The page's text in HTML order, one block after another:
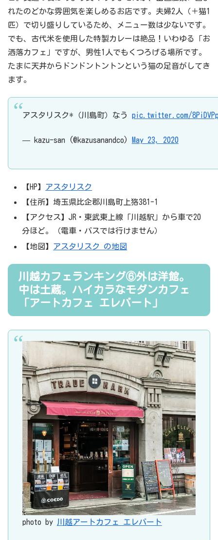
れたのどかな雰囲気を楽しめるお店です。夫婦2人（＋猫1
匹）で切り盛りしているため、メニュー数は少ないです。
でも、古代米を使用した特製カレーは絶品！いわゆる「お
洒落カフェ」ですが、男性1人でもくつろげる場所です。
たまに天井からドンドントントンという猫の足音がしてき
ます。
アスタリスク*（川島町）なう pic.twitter.com/
— kazu-san (@kazusanandco) May 23, 2020
【HP】 アスタリスク
【住所】埼玉県比企郡川島町上狢381-1
【アクセス】JR・東武東上線「川越駅」から車で20
分ほど。（電車・バスでは行けません）
【地図】 アスタリスク の地図
川越カフェランキング⑥外は洋館。
中は土蔵。ハイカラなモダンカフェ
「アートカフェ エレバート」
photo by 川越アートカフェ エレバート